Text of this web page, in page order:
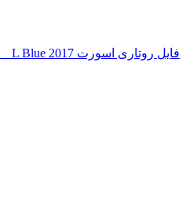
فایل روتاری اسورت M3 _ L Blue 2017